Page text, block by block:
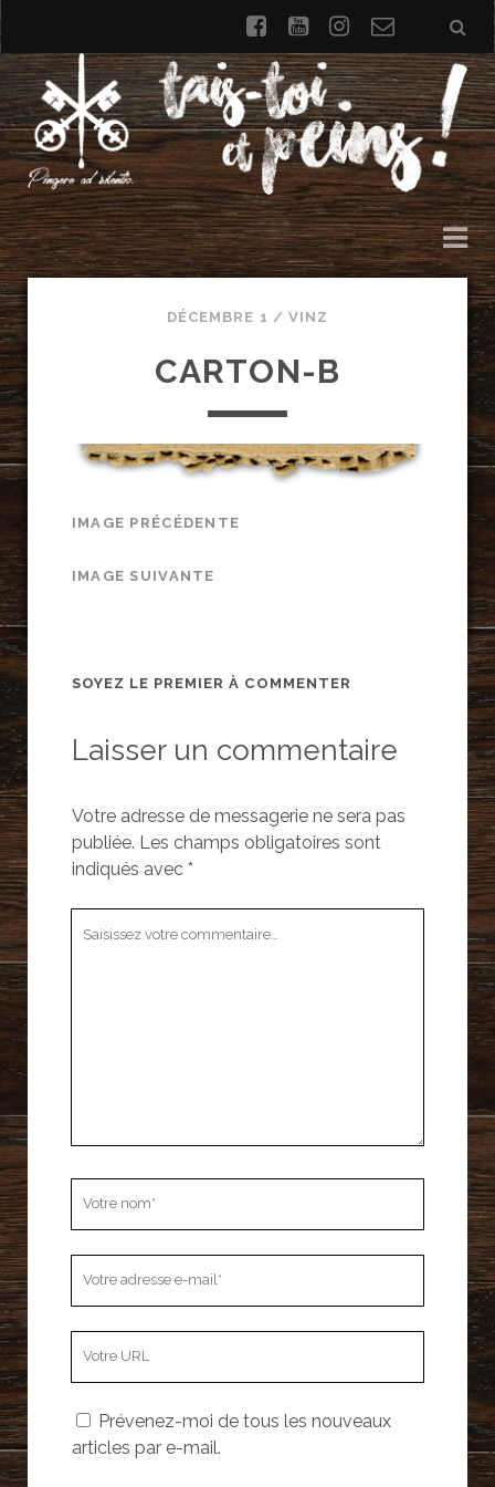
facebookyoutubeinstagram
de
contact
DÉCEMBRE 1 / VINZ
CARTON-B
IMAGE PRÉCÉDENTE
IMAGE SUIVANTE
SOYEZ LE PREMIER À COMMENTER
Laisser un commentaire
Votre adresse de messagerie ne sera pas
publiée. Les champs obligatoires sont
indiqués avec *
mail
votre
site
Prévenez-moi de tous les nouveaux
articles par e-mail.